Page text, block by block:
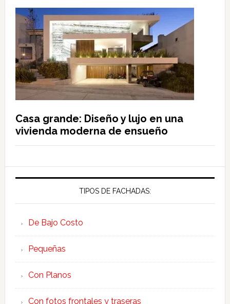
Casa grande: Diseño y lujo en una
vivienda moderna de ensueño
TIPOS DE FACHADAS:
De Bajo Costo
Pequeñas
Con Planos
Con fotos frontales y traseras